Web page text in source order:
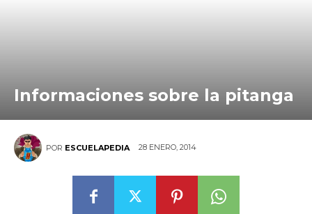
Informaciones sobre la pitanga
POR ESCUELAPEDIA 28 ENERO, 2014